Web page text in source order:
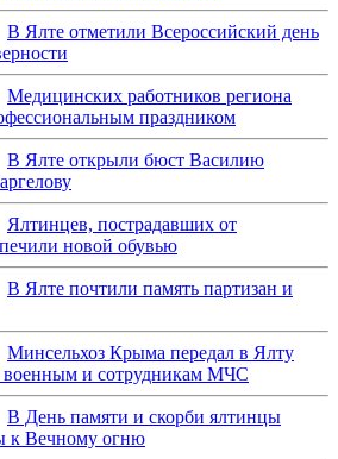
В Ялте отметили Всероссийский день
Медицинских работников региона
праздником
В Ялте открыли бюст Василию
Ялтинцев, пострадавших от
новой обувью
В Ялте почтили память партизан и
Минсельхоз Крыма передал в Ялту
военным и сотрудникам МЧС
В День памяти и скорби ялтинцы
к Вечному огню